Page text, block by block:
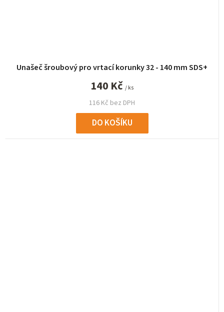
Unašeč šroubový pro vrtací korunky 32 - 140 mm SDS+
116 Kč bez DPH
140 Kč / ks
DO KOŠÍKU